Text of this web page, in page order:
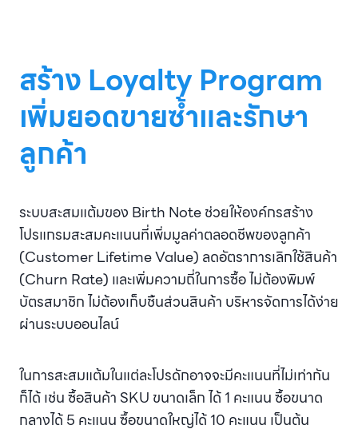
สร้าง Loyalty Program
เพิ่มยอดขายซ้ำและรักษา
ลูกค้า
ระบบสะสมแต้มของ Birth Note ช่วยให้องค์กรสร้าง
โปรแกรมสะสมคะแนนที่เพิ่มมูลค่าตลอดชีพของลูกค้า
(Customer Lifetime Value) ลดอัตราการเลิกใช้สินค้า
(Churn Rate) และเพิ่มความถี่ในการซื้อ ไม่ต้องพิมพ์
บัตรสมาชิก ไม่ต้องเก็บชิ้นส่วนสินค้า บริหารจัดการได้ง่าย
ผ่านระบบออนไลน์
ในการสะสมแต้มในแต่ละโปรดักอาจจะมีคะแนนที่ไม่เท่ากัน
ก็ได้ เช่น ซื้อสินค้า SKU ขนาดเล็ก ได้ 1 คะแนน ซื้อขนาด
กลางได้ 5 คะแนน ซื้อขนาดใหญ่ได้ 10 คะแนน เป็นต้น